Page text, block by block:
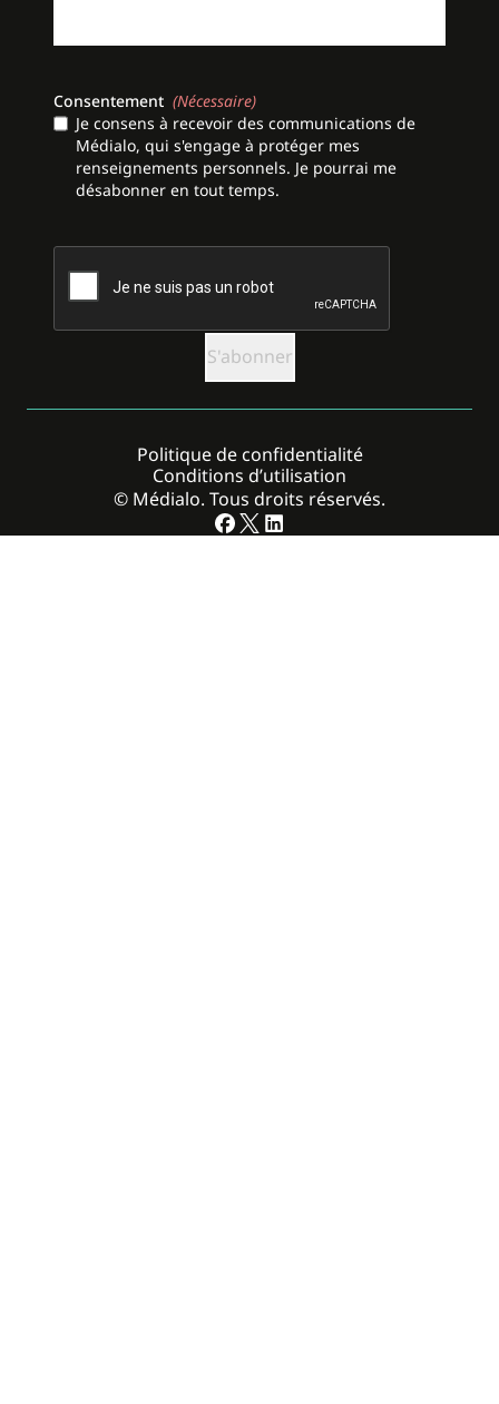
Consentement (Nécessaire)
Je consens à recevoir des communications de
Médialo, qui s'engage à protéger mes
renseignements personnels. Je pourrai me
désabonner en tout temps.
CAPTCHA
© Médialo. Tous droits réservés.
Politique de confidentialité
Conditions d’utilisation